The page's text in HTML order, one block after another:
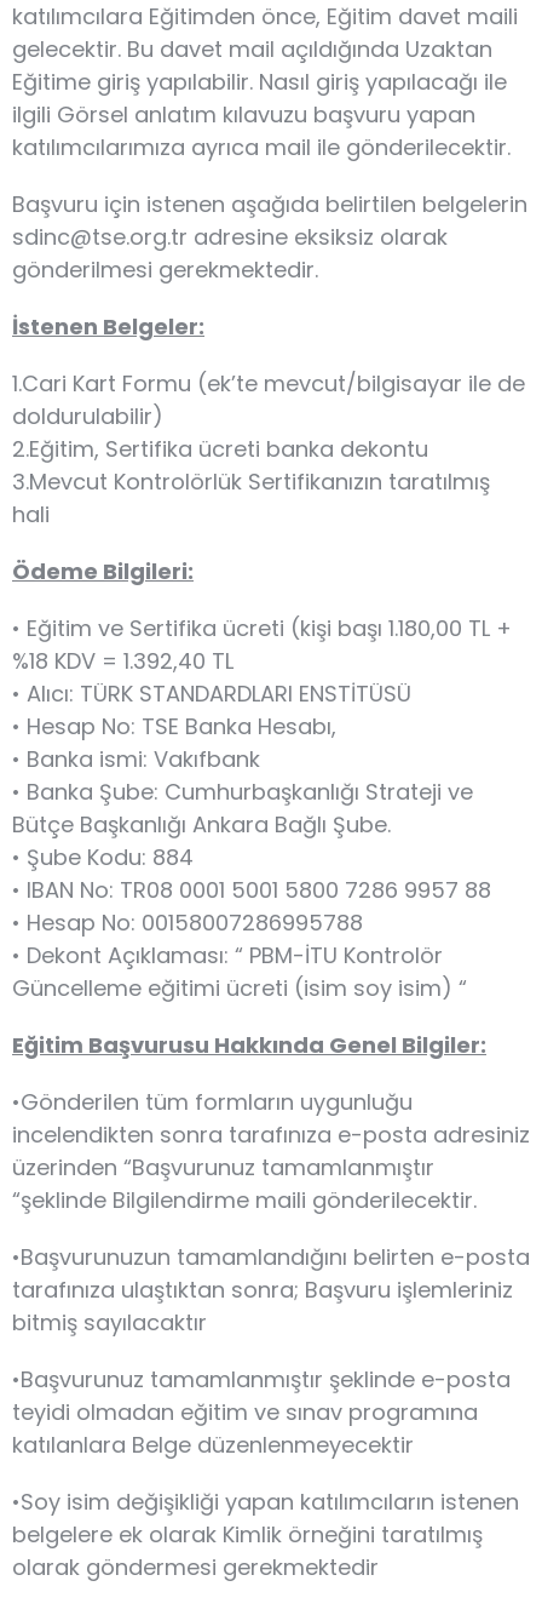
katılımcılara Eğitimden önce, Eğitim davet maili
gelecektir. Bu davet mail açıldığında Uzaktan
Eğitime giriş yapılabilir. Nasıl giriş yapılacağı ile
ilgili Görsel anlatım kılavuzu başvuru yapan
katılımcılarımıza ayrıca mail ile gönderilecektir.
Başvuru için istenen aşağıda belirtilen belgelerin
sdinc@tse.org.tr adresine eksiksiz olarak
gönderilmesi gerekmektedir.
İstenen Belgeler:
1.Cari Kart Formu (ek’te mevcut/bilgisayar ile de
doldurulabilir)
2.Eğitim, Sertifika ücreti banka dekontu
3.Mevcut Kontrolörlük Sertifikanızın taratılmış
hali
Ödeme Bilgileri:
• Eğitim ve Sertifika ücreti (kişi başı 1.180,00 TL +
%18 KDV = 1.392,40 TL
• Alıcı: TÜRK STANDARDLARI ENSTİTÜSÜ
• Hesap No: TSE Banka Hesabı,
• Banka ismi: Vakıfbank
• Banka Şube: Cumhurbaşkanlığı Strateji ve
Bütçe Başkanlığı Ankara Bağlı Şube.
• Şube Kodu: 884
• IBAN No: TR08 0001 5001 5800 7286 9957 88
• Hesap No: 00158007286995788
• Dekont Açıklaması: “ PBM-İTU Kontrolör
Güncelleme eğitimi ücreti (isim soy isim) “
Eğitim Başvurusu Hakkında Genel Bilgiler:
•Gönderilen tüm formların uygunluğu
incelendikten sonra tarafınıza e-posta adresiniz
üzerinden “Başvurunuz tamamlanmıştır
“şeklinde Bilgilendirme maili gönderilecektir.
•Başvurunuzun tamamlandığını belirten e-posta
tarafınıza ulaştıktan sonra; Başvuru işlemleriniz
bitmiş sayılacaktır
•Başvurunuz tamamlanmıştır şeklinde e-posta
teyidi olmadan eğitim ve sınav programına
katılanlara Belge düzenlenmeyecektir
•Soy isim değişikliği yapan katılımcıların istenen
belgelere ek olarak Kimlik örneğini taratılmış
olarak göndermesi gerekmektedir